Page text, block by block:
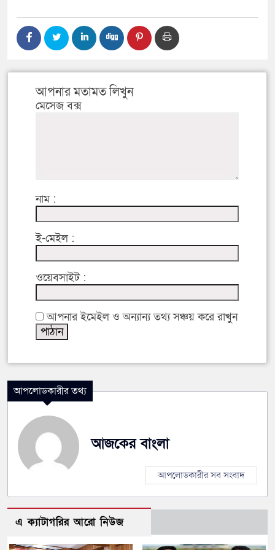
আপনার মতামত লিখুন
মেসেজ বক্স
নাম :
ই-মেইল :
ওয়েবসাইট :
আপনার ইমেইল ও অন্যান্য তথ্য সঞ্চয় করে রাখুন
আপলোডকারীর তথ্য
আজকের বাংলা
আপলোডকারীর সব সংবাদ
এ ক্যাটাগরির আরো নিউজ